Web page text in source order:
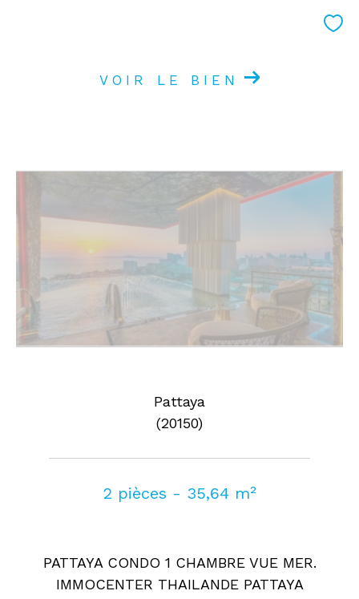
VOIR LE BIEN
Pattaya
(20150)
2 pièces - 35,64 m²
PATTAYA CONDO 1 CHAMBRE VUE MER.
IMMOCENTER THAILANDE PATTAYA